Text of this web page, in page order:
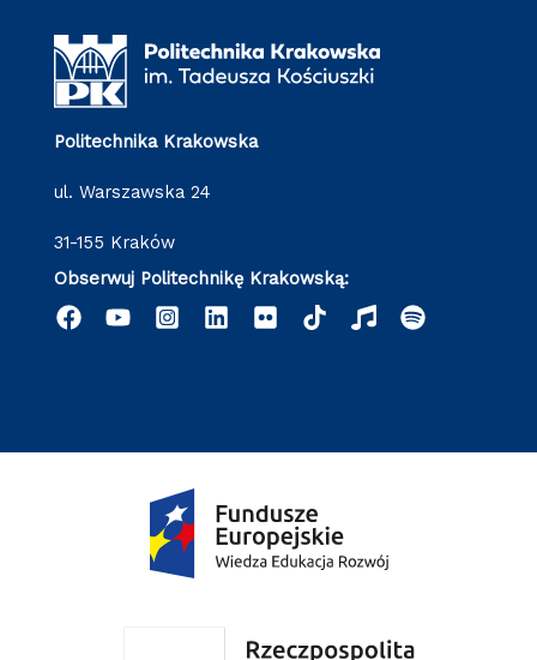
Politechnika Krakowska
ul. Warszawska 24
31-155 Kraków
Obserwuj Politechnikę Krakowską: